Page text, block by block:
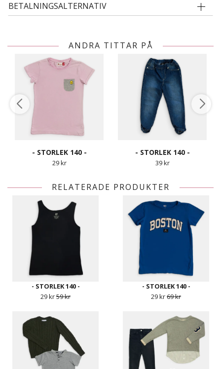
BETALNINGSALTERNATIV
ANDRA TITTAR PÅ
- STORLEK 140 -
29 kr
- STORLEK 140 -
39 kr
RELATERADE PRODUKTER
- STORLEK 140 -
29 kr59 kr
- STORLEK 140 -
29 kr69 kr